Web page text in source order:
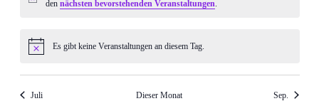
Hinweis
dennächsten bevorstehenden Veranstaltungen
HinweisEs gibt keine Veranstaltungen an diesem Tag.
Juli Dieser Monat Sep.